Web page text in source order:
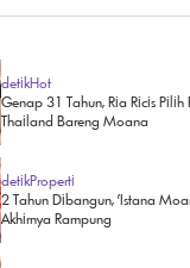
detikHot
Genap 31 Tahun, Ria Ricis
Thailand Bareng Moana
detikProperti
2 Tahun Dibangun, 'Istana
Akhirnya Rampung